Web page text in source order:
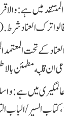
المنتقد میں ہے:و
ترك العناد شرط.
کے تحت المعتمد
ان قلبه مطمئن